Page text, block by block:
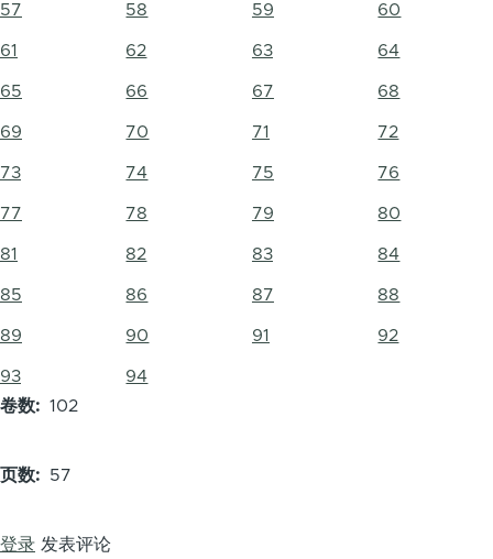
57 58 59 60
61 62 63 64
65 66 67 68
69 70 71 72
73 74 75 76
77 78 79 80
81 82 83 84
85 86 87 88
89 90 91 92
93
94
卷数
102
页数 57
登录 发表评论